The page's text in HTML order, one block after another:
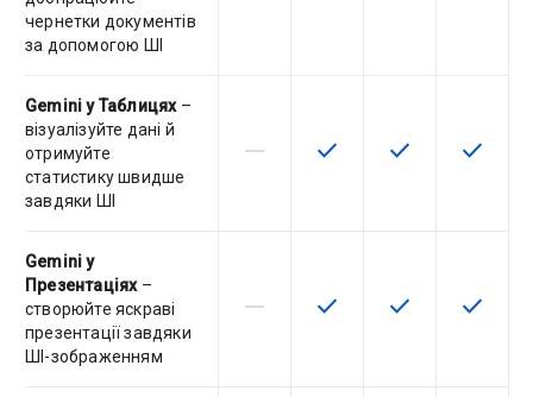
чернетки документів
за допомогою ШІ
Gemini у Таблицях–
візуалізуйте дані й
отримуйте
статистику швидше
завдяки ШІ
Артикул не підтримує цю
horizontal_rule Ця функція доступна
check Ця функція
check Ця
check
Gemini у
Презентаціях–
створюйте яскраві
презентації завдяки
ШІ-зображенням
Артикул не підтримує цю
horizontal_rule Ця функція доступна
check Ця функція
check Ця
check